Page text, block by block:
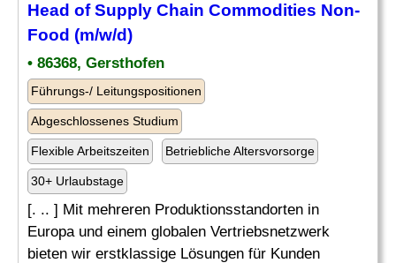
Head of Supply Chain Commodities Non-
Food (m/w/d)
• 86368, Gersthofen
Führungs-/ Leitungspositionen
Abgeschlossenes Studium
Flexible Arbeitszeiten Betriebliche Altersvorsorge
30+ Urlaubstage
[. .. ] Mit mehreren Produktionsstandorten in
Europa und einem globalen Vertriebsnetzwerk
bieten wir erstklassige Lösungen für Kunden